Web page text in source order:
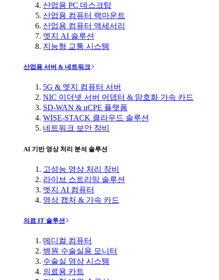
산업용 PC 데스크탑
산업용 컴퓨터 랙마운트
산업용 컴퓨터 액세서리
엣지 AI 솔루션
지능형 교통 시스템
산업용 서버 & 네트워크
5G & 엣지 컴퓨터 서버
NIC 이더넷 서버 어댑터 & 암호화 가속 카드
SD-WAN & uCPE 플랫폼
WISE-STACK 클라우드 솔루션
네트워크 보안 장비
AI 기반 영상 처리 분석 솔루션
고성능 영상 처리 장비
라이브 스트리밍 솔루션
엣지 AI 컴퓨터
영상 캡처 & 가속 카드
의료 IT 솔루션
메디컬 컴퓨터
병원 수술실용 모니터
수술실 영상 시스템
의료용 카트